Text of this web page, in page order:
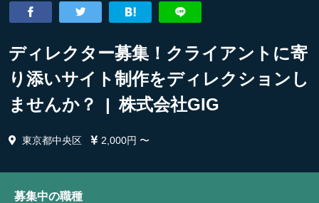
ディレクター募集！クライアントに寄
り添いサイト制作をディレクションし
ませんか？ | 株式会社GIG
東京都中央区 2,000円 〜
募集中の職種